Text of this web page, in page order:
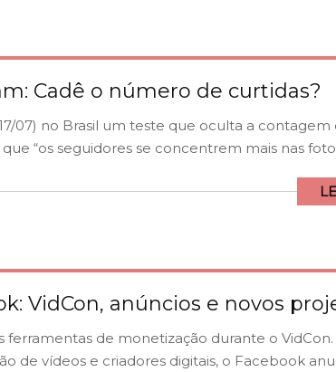
Cadê o número de curtidas?
07) no Brasil um teste que oculta a contagem
“os seguidores se concentrem mais nas
VidCon, anúncios e novos
ferramentas de monetização durante o
de vídeos e criadores digitais, o Facebook